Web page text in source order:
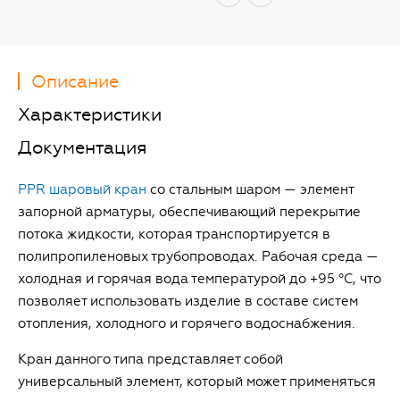
Описание
Характеристики
Документация
PPR шаровый кран со стальным шаром — элемент
запорной арматуры, обеспечивающий перекрытие
потока жидкости, которая транспортируется в
полипропиленовых трубопроводах. Рабочая среда —
холодная и горячая вода температурой до +95 °С, что
позволяет использовать изделие в составе систем
отопления, холодного и горячего водоснабжения.
Кран данного типа представляет собой
универсальный элемент, который может применяться